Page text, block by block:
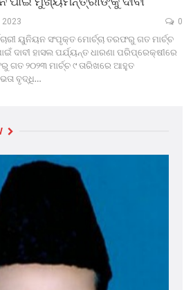
2023 0
ୟୁନିୟନ ସଂପୃକ୍ତ ମୋର୍ଚ୍ଚା ତରଫରୁ ଗତ ମାର୍ଚ୍ଚ
ଦାବୀ ହାସଲ ପର୍ଯ୍ୟନ୍ତ ଧାରଣା ପରିପ୍ରେକ୍ଷୀରେ
ଗତ ୨୦୨୩ ମାର୍ଚ୍ଚ ୯ ତାରିଖରେ ଆହୁତ
ବୃଦ୍ଧି…